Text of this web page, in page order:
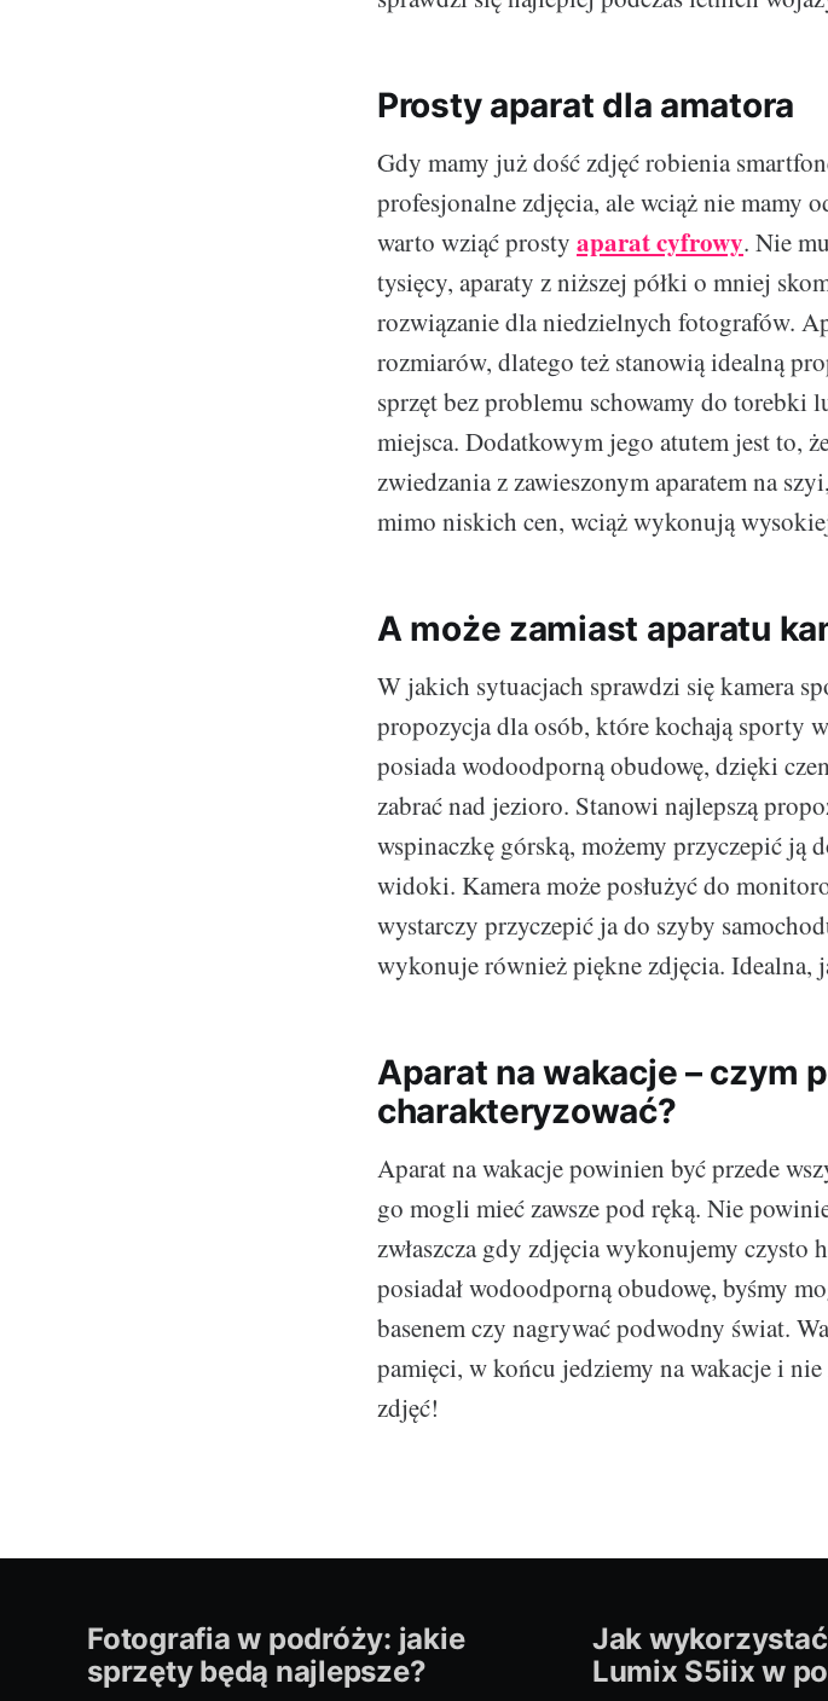
Prosty aparat dla amatora
Gdy mamy już dość zdjęć robienia
profesjonalne zdjęcia, ale wciąż nie mamy
warto wziąć prosty aparat cyfrowy. Nie
tysięcy, aparaty z niższej półki o mniej
rozwiązanie dla niedzielnych fotografów.
rozmiarów, dlatego też stanowią idealną
sprzęt bez problemu schowamy do torebki
miejsca. Dodatkowym jego atutem jest to,
zwiedzania z zawieszonym aparatem na
mimo niskich cen, wciąż wykonują
A może zamiast aparatu
W jakich sytuacjach sprawdzi się kamera
propozycja dla osób, które kochają sporty
posiada wodoodporną obudowę, dzięki
zabrać nad jezioro. Stanowi najlepszą
wspinaczkę górską, możemy przyczepić ją
widoki. Kamera może posłużyć do
wystarczy przyczepić ja do szyby
wykonuje również piękne zdjęcia. Idealna,
Aparat na wakacje – czym
charakteryzować?
Aparat na wakacje powinien być przede
go mogli mieć zawsze pod ręką. Nie
zwłaszcza gdy zdjęcia wykonujemy czysto
posiadał wodoodporną obudowę, byśmy
basenem czy nagrywać podwodny świat.
pamięci, w końcu jedziemy na wakacje i
zdjęć!
Fotografia w podróży: jakie
sprzęty będą najlepsze?
Jak
Lumix S5iix w